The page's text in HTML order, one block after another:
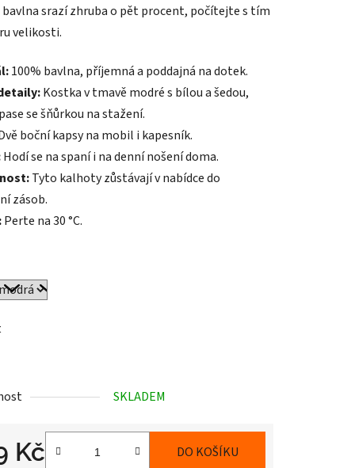
srazí zhruba o pět procent, počítejte s tím
velikosti.
100% bavlna, příjemnáa poddajná na dotek.
Kostka v tmavě modré s bílou a šedou,
sešňůrkou na stažení.
boční kapsy na mobil i kapesník.
Hodí se na spaníi na denní nošení doma.
Tyto kalhoty zůstávají v nabídcedo
zásob.
Perte na 30 °C.
SKLADEM
Kč DO KOŠÍKU